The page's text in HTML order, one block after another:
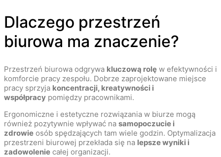
Dlaczego przestrzeń
biurowa ma znaczenie?
Przestrzeń biurowa odgrywa kluczową rolę w efektywności i
komforcie pracy zespołu. Dobrze zaprojektowane miejsce
pracy sprzyja koncentracji, kreatywności i
współpracy pomiędzy pracownikami.
Ergonomiczne i estetyczne rozwiązania w biurze mogą
również pozytywnie wpływać na samopoczucie i
zdrowie osób spędzających tam wiele godzin. Optymalizacja
przestrzeni biurowej przekłada się na lepsze wyniki i
zadowolenie całej organizacji.